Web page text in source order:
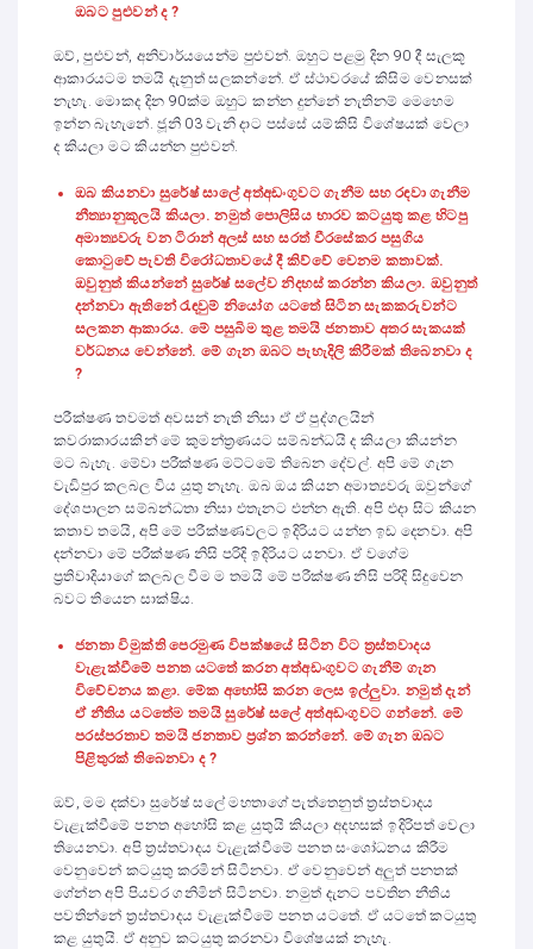
ඔබට පුළුවන් ද ?
ඔව්, පුළුවන්, අනිවාර්යයෙන්ම පුළුවන්. ඔහුට පළමු දින 90 දී සැලකූ
ආකාරයටම තමයි දැනුත් සලකන්නේ. ඒ ස්ථාවරයේ කිසිම වෙනසක්
නැහැ. මොකද දින 90ක්ම ඔහුට කන්න දුන්නේ නැතිනම් මෙහෙම
ඉන්න බැහැනේ. ජූනි 03 වැනි දාට පස්සේ යම්කිසි විශේෂයක් වෙලා
ද කියලා මට කියන්න පුළුවන්.
ඔබ කියනවා සුරේෂ් සාලේ අත්අඩංගුවට ගැනීම සහ රඳවා ගැනීම
නීත්‍යානුකූලයි කියලා. නමුත් පොලිසිය භාරව කටයුතු කළ හිටපු
අමාත්‍යවරු වන ටිරාන් අලස් සහ සරත් වීරසේකර පසුගිය
කොටුවේ පැවති විරෝධතාවයේ දී කිව්වේ වෙනම කතාවක්.
ඔවුනුත් කියන්නේ සුරේෂ් සලේව නිදහස් කරන්න කියලා. ඔවුනුත්
දන්නවා ඇතිනේ රැඳවුම් නියෝග යටතේ සිටින සැකකරුවන්ට
සලකන ආකාරය. මේ පසුබිම තුළ තමයි ජනතාව අතර සැකයක්
වර්ධනය වෙන්නේ. මේ ගැන ඔබට පැහැදිලි කිරීමක් තිබෙනවා ද
?
පරීක්ෂණ තවමත් අවසන් නැති නිසා ඒ ඒ පුද්ගලයින්
කවරාකාරයකින් මේ කුමන්ත්‍රණයට සම්බන්ධයි ද කියලා කියන්න
මට බැහැ. මේවා පරීක්ෂණ මට්ටමේ තිබෙන දේවල්. අපි මේ ගැන
වැඩිපුර කලබල විය යුතු නැහැ. ඔබ ඔය කියන අමාත්‍යවරු ඔවුන්ගේ
දේශපාලන සම්බන්ධතා නිසා එතැනට එන්න ඇති. අපි එදා සිට කියන
කතාව තමයි, අපි මේ පරීක්ෂණවලට ඉදිරියට යන්න ඉඩ දෙනවා. අපි
දන්නවා මේ පරීක්ෂණ නිසි පරිදි ඉදිරියට යනවා. ඒ වගේම
ප්‍රතිවාදියාගේ කලබල වීම ම තමයි මේ පරීක්ෂණ නිසි පරිදි සිදුවෙන
බවට තියෙන සාක්ෂිය.
ජනතා විමුක්ති පෙරමුණ විපක්ෂයේ සිටින විට ත්‍රස්තවාදය
වැළැක්වීමේ පනත යටතේ කරන අත්අඩංගුවට ගැනීම් ගැන
විවේචනය කළා. මේක අහෝසි කරන ලෙස ඉල්ලුවා. නමුත් දැන්
ඒ නීතිය යටතේම තමයි සුරේෂ් සලේ අත්අඩංගුවට ගන්නේ. මේ
පරස්පරතාව තමයි ජනතාව ප්‍රශ්න කරන්නේ. මේ ගැන ඔබට
පිළිතුරක් තිබෙනවා ද ?
ඔව්, මම දක්වා සුරේෂ් සලේ මහතාගේ පැත්තෙනුත් ත්‍රස්තවාදය
වැළැක්වීමේ පනත අහෝසි කළ යුතුයි කියලා අදහසක් ඉදිරිපත් වෙලා
තියෙනවා. අපි ත්‍රස්තවාදය වැළැක්වීමේ පනත සංශෝධනය කිරීම
වෙනුවෙන් කටයුතු කරමින් සිටිනවා. ඒ වෙනුවෙන් අලුත් පනතක්
ගේන්න අපි පියවර ගනිමින් සිටිනවා. නමුත් දැනට පවතින නීතිය
පවතින්නේ ත්‍රස්තවාදය වැළැක්වීමේ පනත යටතේ. ඒ යටතේ කටයුතු
කළ යුතුයි. ඒ අනුව කටයුතු කරනවා විශේෂයක් නැහැ.